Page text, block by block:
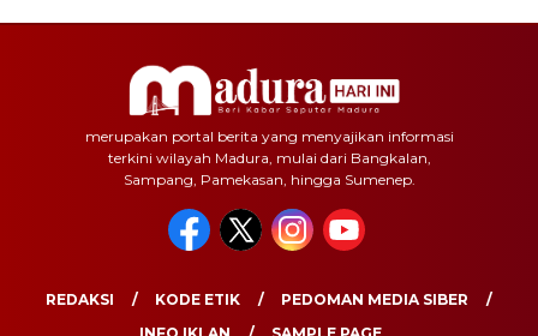
merupakan portal berita yang menyajikan informasi
terkini wilayah Madura, mulai dari Bangkalan,
Sampang, Pamekasan, hingga Sumenep.
REDAKSI KODE ETIK
PEDOMAN MEDIA SIBER